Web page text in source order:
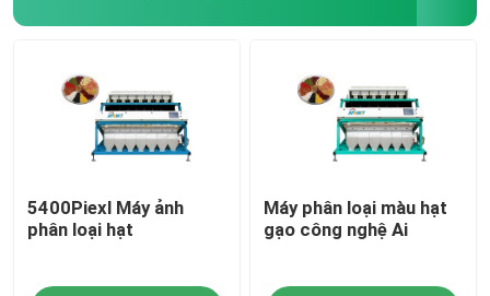
5400Piexl Máy ảnh
phân loại hạt
Máy phân loại màu hạt
gạo công nghệ Ai